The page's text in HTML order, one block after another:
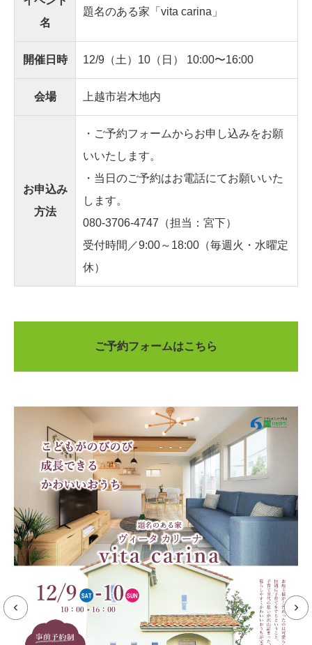
名
題名のある家「vita carina」
開催日時 12/9（土）10（日） 10:00〜16:00
会場 上越市岩木地内
お申込み
方法
・ご予約フォームからお申し込みをお願
いいたします。
・当日のご予約はお電話にてお願いいた
します。
080-3706-4747 （担当：宮下）
受付時間／9:00～18:00（毎週火・水曜定
休）
ご予約フォームはこちら